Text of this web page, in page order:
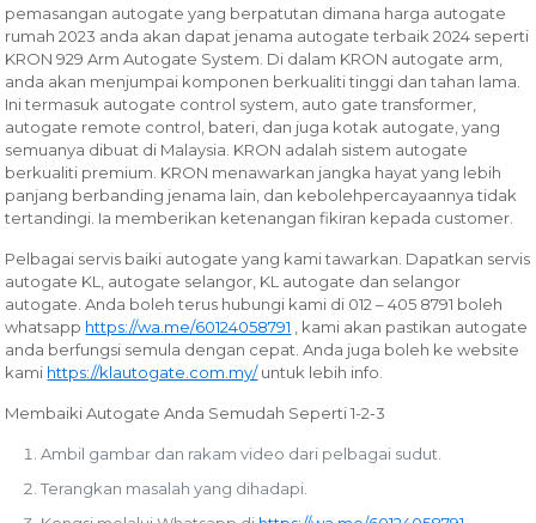
pemasangan autogate yang berpatutan dimana harga autogate
rumah 2023 anda akan dapat jenama autogate terbaik 2024 seperti
KRON 929 Arm Autogate System. Di dalam KRON autogate arm,
anda akan menjumpai komponen berkualiti tinggi dan tahan lama.
Ini termasuk autogate control system, auto gate transformer,
autogate remote control, bateri, dan juga kotak autogate, yang
semuanya dibuat di Malaysia. KRON adalah sistem autogate
berkualiti premium. KRON menawarkan jangka hayat yang lebih
panjang berbanding jenama lain, dan kebolehpercayaannya tidak
tertandingi. Ia memberikan ketenangan fikiran kepada customer.
Pelbagai servis baiki autogate yang kami tawarkan. Dapatkan servis
autogate KL, autogate selangor, KL autogate dan selangor
autogate. Anda boleh terus hubungi kami di 012 – 405 8791 boleh
whatsapp https://wa.me/60124058791
, kami akan pastikan autogate
anda berfungsi semula dengan cepat. Anda juga boleh ke website
kami https://klautogate.com.my/ untuk lebih info.
Membaiki Autogate Anda Semudah Seperti 1-2-3
Ambil gambar dan rakam video dari pelbagai sudut.
Terangkan masalah yang dihadapi.